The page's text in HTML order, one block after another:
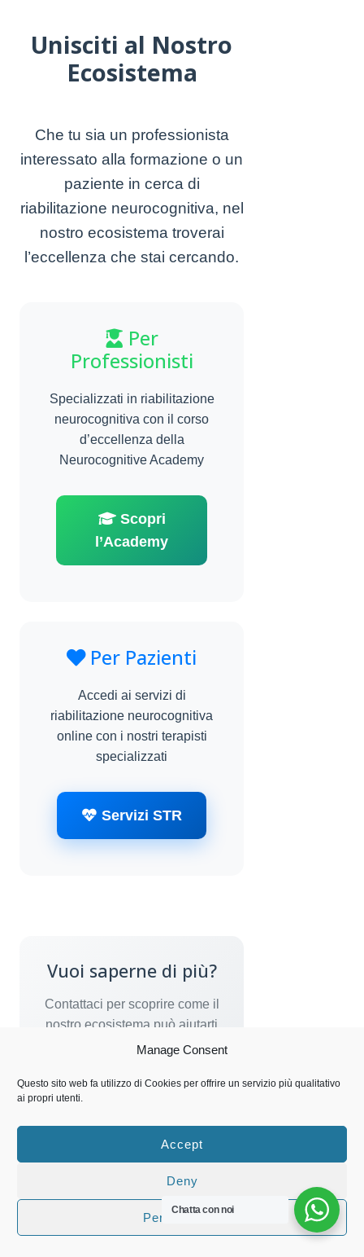
Manage Consent
Questo sito web fa utilizzo di Cookies per offrire un servizio più qualitativo
ai propri utenti.
Accept
Deny
Personalizza
Unisciti al Nostro
Ecosistema
Che tu sia un professionista
interessato alla formazione o un
paziente in cerca di
riabilitazione neurocognitiva, nel
nostro ecosistema troverai
l’eccellenza che stai cercando.
Per
Professionisti
Specializzati in riabilitazione
neurocognitiva con il corso
d’eccellenza della
Neurocognitive Academy
Scopri
l’Academy
Per Pazienti
Accedi ai servizi di
riabilitazione neurocognitiva
online con i nostri terapisti
specializzati
Servizi STR
Vuoi saperne di più?
Contattaci per scoprire come il
nostro ecosistema può aiutarti
Contattaci
Chatta con noi